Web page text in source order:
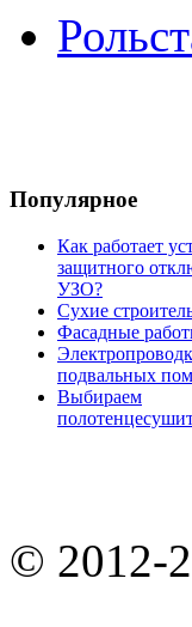
Популярное
Как работает
защитного
УЗО?
Сухие
Фасадные
подвальных
Выбираем
© 2012-